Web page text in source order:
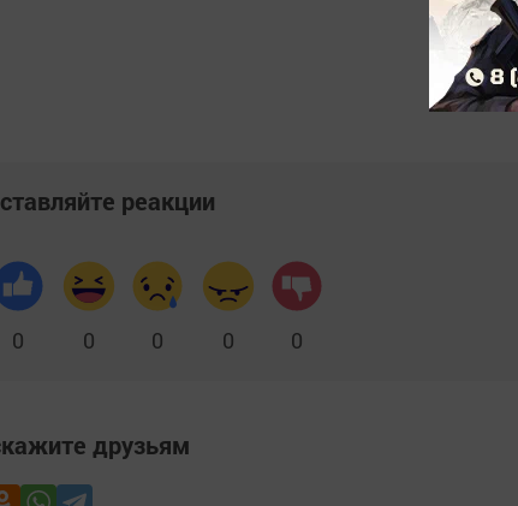
реакции
0 0 0 0 0
друзьям